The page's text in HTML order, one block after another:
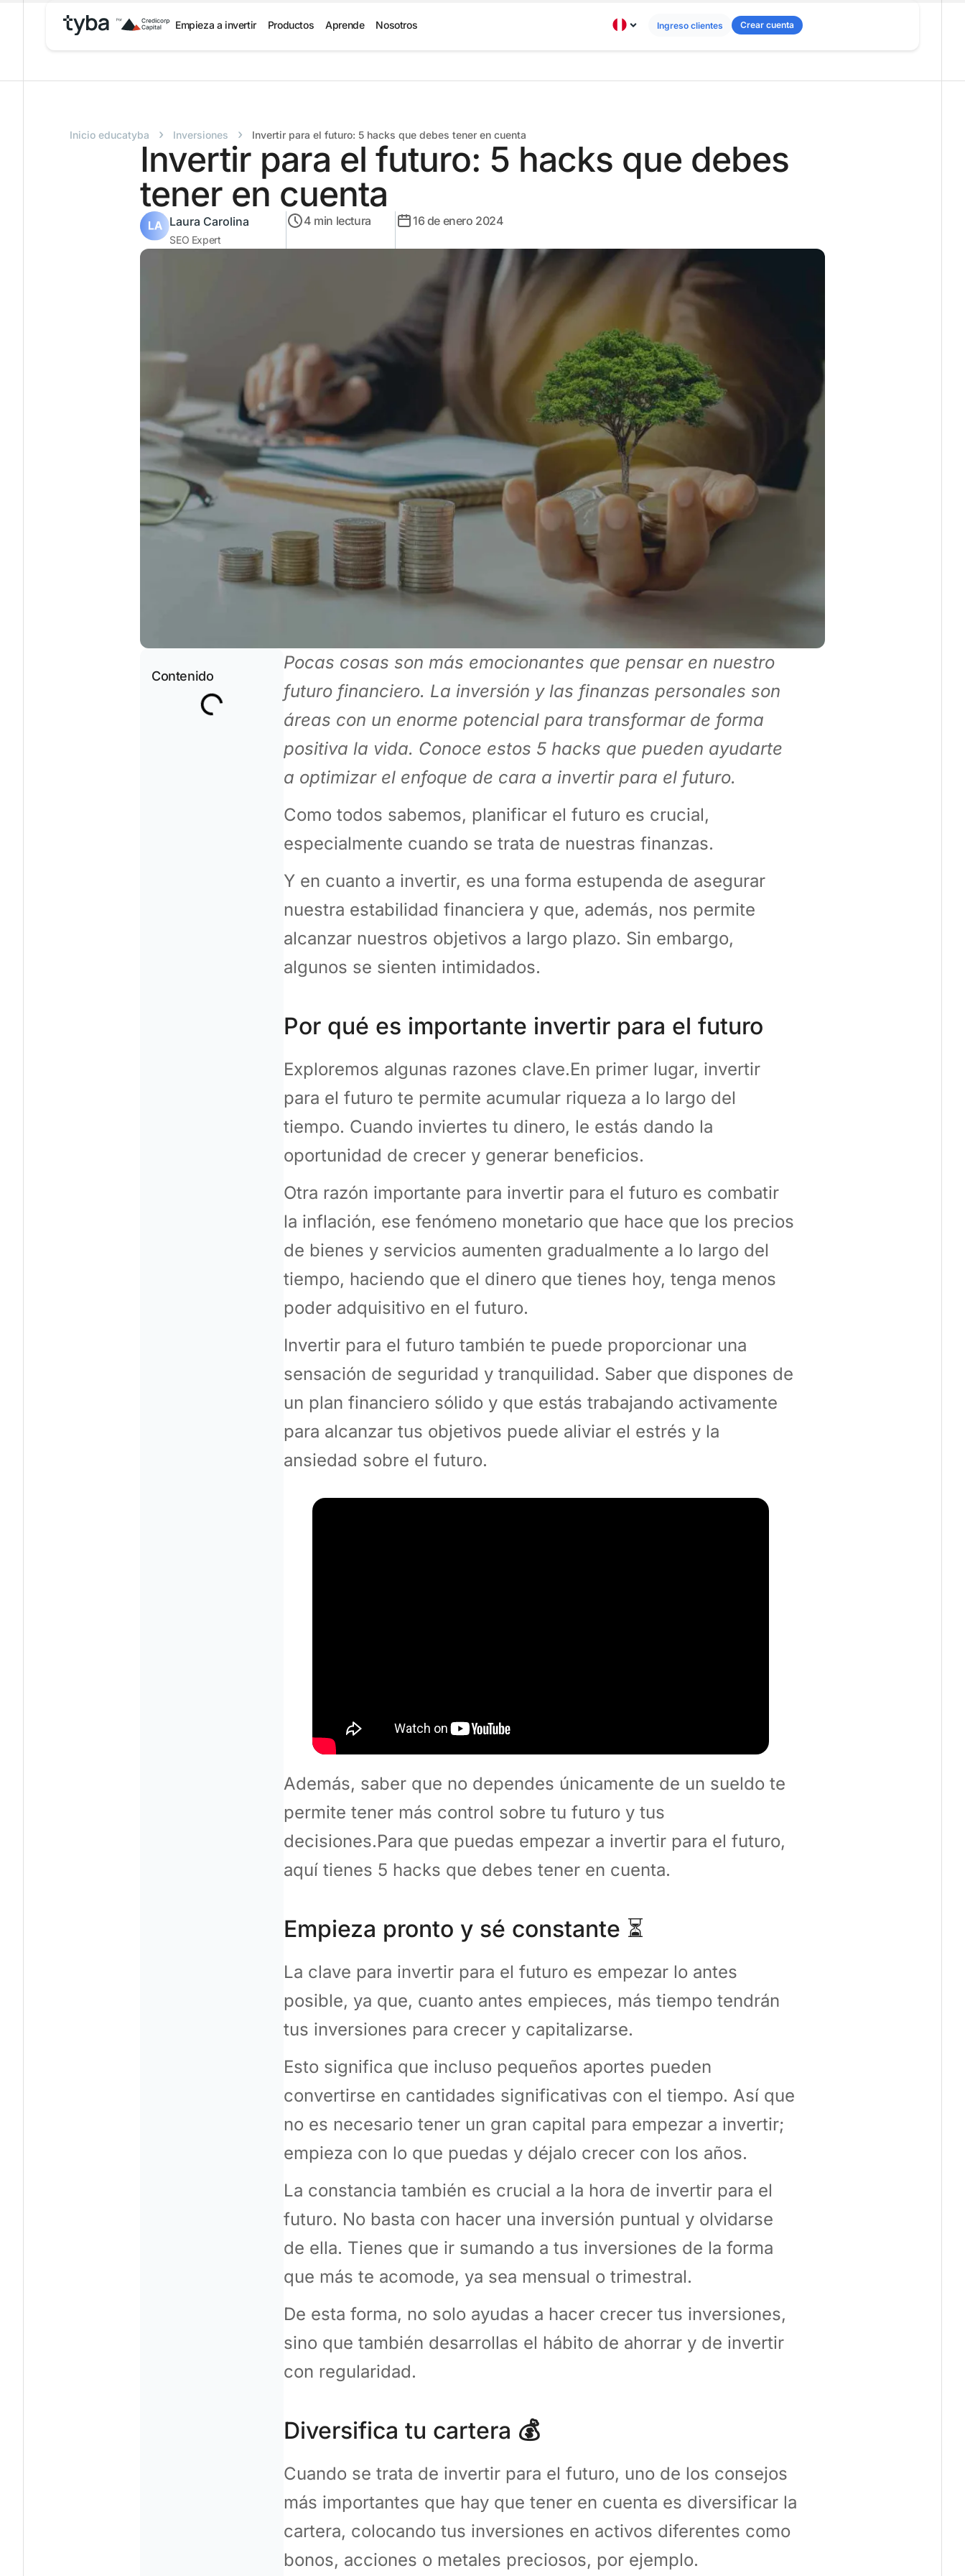
Empieza a invertir Productos Aprende Nosotros Ingreso clientes Crear cuenta
Inicio educatyba › Inversiones › Invertir para el futuro: 5 hacks que debes tener en cuenta
Invertir para el futuro: 5 hacks que debes
tener en cuenta
Laura Carolina
SEO Expert
4 min lectura 16 de enero 2024
Contenido
Pocas cosas son más emocionantes que pensar en nuestro
futuro financiero. La inversión y las finanzas personales son
áreas con un enorme potencial para transformar de forma
positiva la vida. Conoce estos 5 hacks que pueden ayudarte
a optimizar el enfoque de cara a invertir para el futuro.
Como todos sabemos, planificar el futuro es crucial,
especialmente cuando se trata de nuestras finanzas.
Y en cuanto a invertir, es una forma estupenda de asegurar
nuestra estabilidad financiera y que, además, nos permite
alcanzar nuestros objetivos a largo plazo. Sin embargo,
algunos se sienten intimidados.
Por qué es importante invertir para el futuro
Exploremos algunas razones clave.En primer lugar, invertir
para el futuro te permite acumular riqueza a lo largo del
tiempo. Cuando inviertes tu dinero, le estás dando la
oportunidad de crecer y generar beneficios.
Otra razón importante para invertir para el futuro es combatir
la inflación, ese fenómeno monetario que hace que los precios
de bienes y servicios aumenten gradualmente a lo largo del
tiempo, haciendo que el dinero que tienes hoy, tenga menos
poder adquisitivo en el futuro.
Invertir para el futuro también te puede proporcionar una
sensación de seguridad y tranquilidad. Saber que dispones de
un plan financiero sólido y que estás trabajando activamente
para alcanzar tus objetivos puede aliviar el estrés y la
ansiedad sobre el futuro.
Además, saber que no dependes únicamente de un sueldo te
permite tener más control sobre tu futuro y tus
decisiones.Para que puedas empezar a invertir para el futuro,
aquí tienes 5 hacks que debes tener en cuenta.
Empieza pronto y sé constante ⏳
La clave para invertir para el futuro es empezar lo antes
posible, ya que, cuanto antes empieces, más tiempo tendrán
tus inversiones para crecer y capitalizarse.
Esto significa que incluso pequeños aportes pueden
convertirse en cantidades significativas con el tiempo. Así que
no es necesario tener un gran capital para empezar a invertir;
empieza con lo que puedas y déjalo crecer con los años.
La constancia también es crucial a la hora de invertir para el
futuro. No basta con hacer una inversión puntual y olvidarse
de ella. Tienes que ir sumando a tus inversiones de la forma
que más te acomode, ya sea mensual o trimestral.
De esta forma, no solo ayudas a hacer crecer tus inversiones,
sino que también desarrollas el hábito de ahorrar y de invertir
con regularidad.
Diversifica tu cartera 💰
Cuando se trata de invertir para el futuro, uno de los consejos
más importantes que hay que tener en cuenta es diversificar la
cartera, colocando tus inversiones en activos diferentes como
bonos, acciones o metales preciosos, por ejemplo.